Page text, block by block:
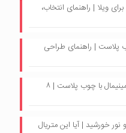
ویلا | راهنمای انتخاب،
پلاست | راهنمای طراحی
جدیدترین ایده های طراحی پرگولای مینیمال با چوب پلاست | ۸
خورشید | آیا این متریال